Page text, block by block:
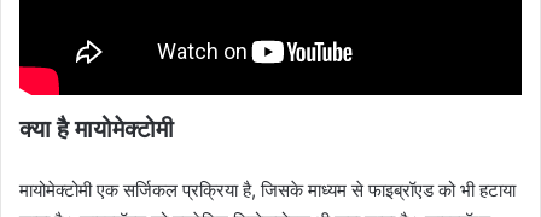
क्या है मायोमेक्टोमी
मायोमेक्टोमी एक सर्जिकल प्रक्रिया है, जिसके माध्यम से फाइब्रॉएड को भी हटाया